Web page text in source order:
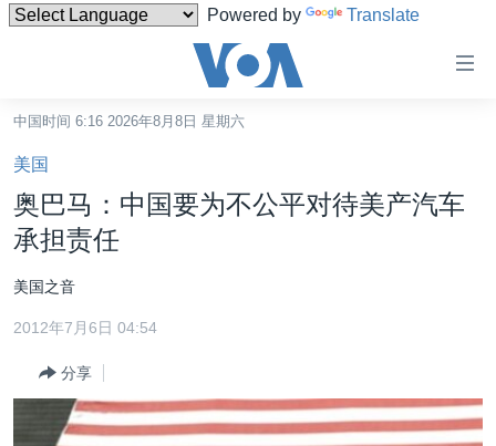
Powered by Translate
碍
链
接
跳
转
内
容
到
中国
最新国际新闻
印太
分类新闻
经济·金融·贸易
美中关系
中国时间 6:16 2026年8月8日 星期六
美国
奥巴马：中国要为不公平对待美产汽车
承担责任
美国之音
2012年7月6日 04:54
分享